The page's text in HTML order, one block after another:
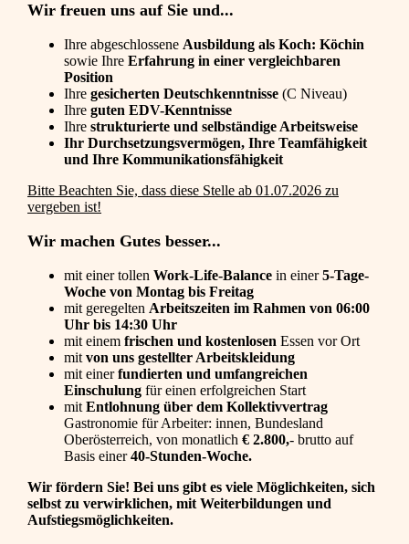
Wir freuen uns auf Sie und...
Ihre abgeschlossene Ausbildung als Koch: Köchin
sowie Ihre Erfahrung in einer vergleichbaren
Position
Ihre gesicherten Deutschkenntnisse (C Niveau)
Ihre guten EDV-Kenntnisse
Ihre strukturierte und selbständige Arbeitsweise
Ihr Durchsetzungsvermögen, Ihre Teamfähigkeit
und Ihre Kommunikationsfähigkeit
Bitte Beachten Sie, dass diese Stelle ab 01.07.2026 zu
vergeben ist!
Wir machen Gutes besser...
mit einer tollen Work-Life-Balance in einer5-Tage-
Woche von Montag bis Freitag
mit geregelten Arbeitszeiten im Rahmen von 06:00
Uhr bis 14:30 Uhr
mit einem frischen und kostenlosen Essen vor Ort
mit von uns gestellter Arbeitskleidung
mit einerfundierten und umfangreichen
Einschulung für einen erfolgreichen Start
mit Entlohnung über dem Kollektivvertrag
Gastronomie für Arbeiter: innen, Bundesland
Oberösterreich, von monatlich € 2.800,- brutto auf
Basis einer40-Stunden-Woche.
Wir fördern Sie! Bei uns gibt es viele Möglichkeiten, sich
selbst zu verwirklichen, mit Weiterbildungen und
Aufstiegsmöglichkeiten.